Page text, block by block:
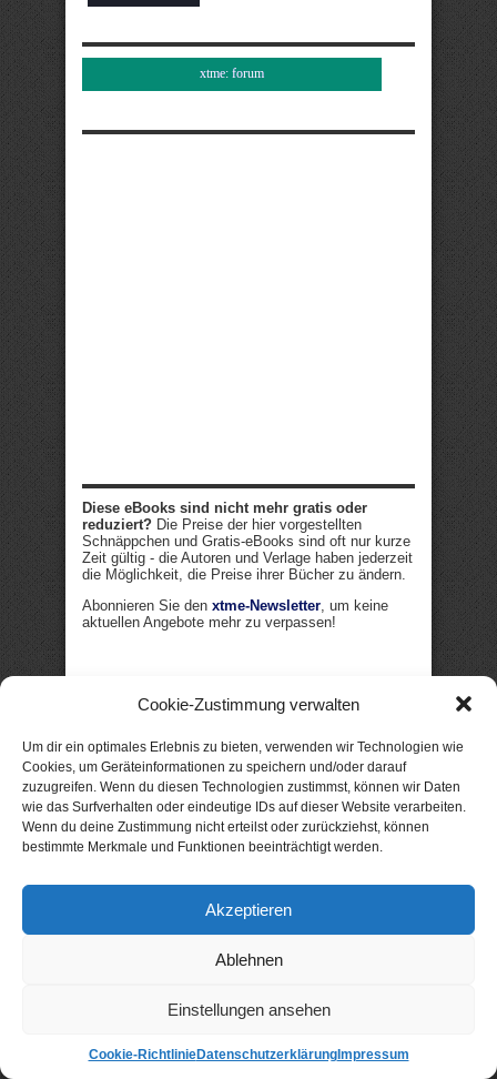
Cookie-Zustimmung verwalten
Um dir ein optimales Erlebnis zu bieten, verwenden wir Technologien wie
Cookies, um Geräteinformationen zu speichern und/oder darauf
zuzugreifen. Wenn du diesen Technologien zustimmst, können wir Daten
wie das Surfverhalten oder eindeutige IDs auf dieser Website verarbeiten.
Wenn du deine Zustimmung nicht erteilst oder zurückziehst, können
bestimmte Merkmale und Funktionen beeinträchtigt werden.
Akzeptieren
Ablehnen
Einstellungen ansehen
Cookie-RichtlinieDatenschutzerklärungImpressum
xtme: forum
Diese eBooks sind nicht mehr gratis oder
reduziert? Die Preise der hier vorgestellten
Schnäppchen und Gratis-eBooks sind oft nur kurze
Zeit gültig - die Autoren und Verlage haben jederzeit
die Möglichkeit, die Preise ihrer Bücher zu ändern.
Abonnieren Sie den xtme-Newsletter , um keine
aktuellen Angebote mehr zu verpassen!
und die Ostseenacht“, ein Krimi von
B.C. Schiller
3. August 2026
Buchempfehlung: „Küstenwelle“, ein
Krimi von Eva Lirot
Buchempfehlung: „Ein Zuhause für
Heike Fröhling
Buchempfehlung: „Zwischen damals
29. Juli 2026